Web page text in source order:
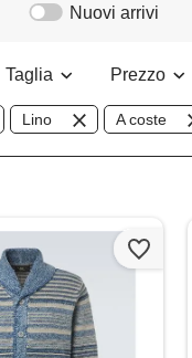
Nuovi arrivi
Taglia Prezzo
Lino A coste